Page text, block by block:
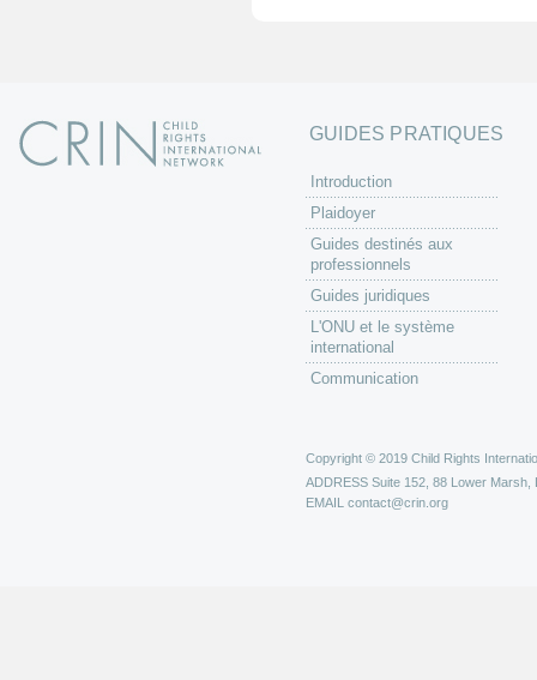
GUIDES PRATIQUES
Introduction
Plaidoyer
Guides destinés aux
professionnels
Guides juridiques
L'ONU et le système
international
Communication
Copyright © 2019 Child Rights
ADDRESS Suite 152, 88 Lower Marsh,
EMAIL contact@crin.org